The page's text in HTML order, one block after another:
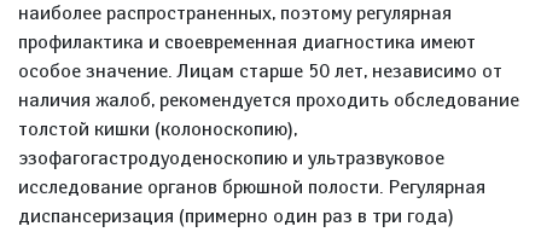
наиболее распространенных, поэтому регулярная
профилактика и своевременная диагностика имеют
особое значение. Лицам старше 50 лет, независимо от
наличия жалоб, рекомендуется проходить обследование
толстой кишки (колоноскопию),
эзофагогастродуоденоскопию и ультразвуковое
исследование органов брюшной полости. Регулярная
диспансеризация (примерно один раз в три года)